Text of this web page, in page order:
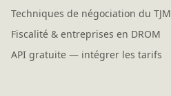
Techniques de négociation du TJM
Fiscalité & entreprises en DROM
API gratuite — intégrer les tarifs